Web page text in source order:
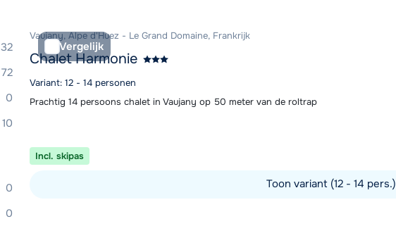
Vergelijk
Vaujany, Alpe d'Huez - Le Grand Domaine, Frankrijk
Chalet Harmonie
Variant: 12 - 14 personen
Prachtig 14 persoons chalet in Vaujany op 50 meter van de roltrap
Incl. skipas
Toon variant (12 - 14 pers.)
32
72
0
10
0
0